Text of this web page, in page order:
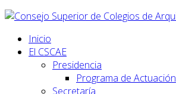
Inicio
El CSCAE
Presidencia
Programa de Actuación
Secretaría